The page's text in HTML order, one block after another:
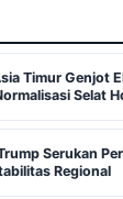
Timur Genjot
Selat
Serukan
Regional